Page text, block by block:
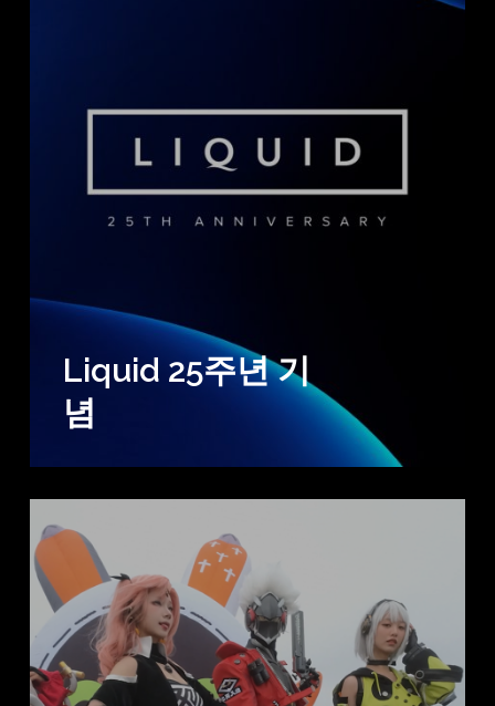
Liquid 25주년 기
념